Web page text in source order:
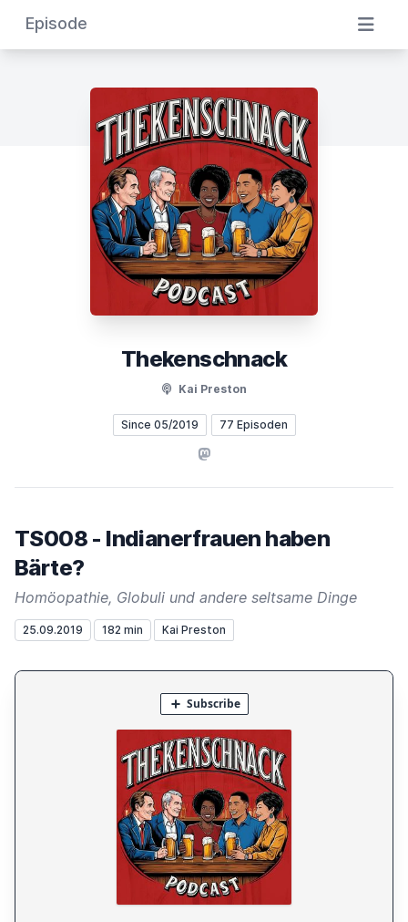
Episode
Thekenschnack
Kai Preston
Since 05/2019 77 Episoden
Mastodon
TS008 - Indianerfrauen haben
Bärte?
Homöopathie, Globuli und andere seltsame Dinge
25.09.2019 182 min Kai Preston